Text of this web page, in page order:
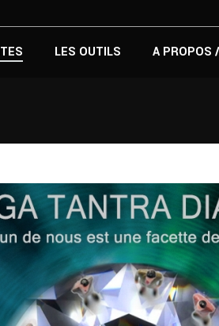
LES OUTILS A PROPOS